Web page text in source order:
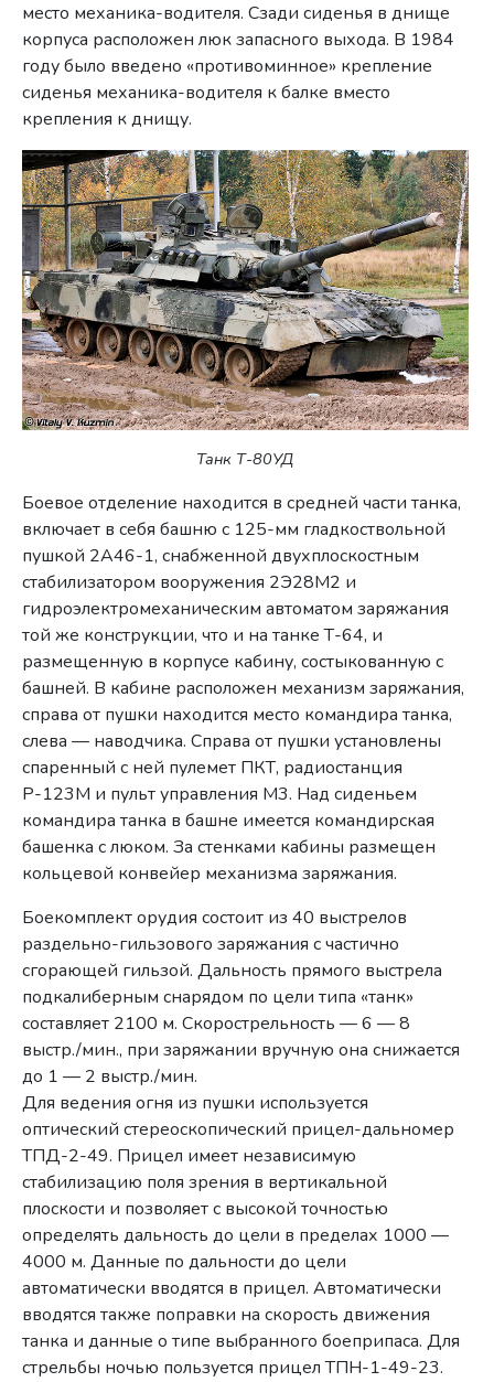
место механика-водителя. Сзади сиденья в днище
корпуса расположен люк запасного выхода. В 1984
году было введено «противоминное» крепление
сиденья механика-водителя к балке вместо
крепления к днищу.
Танк Т-80УД
Боевое отделение находится в средней части танка,
включает в себя башню с 125-мм гладкоствольной
пушкой 2А46-1, снабженной двухплоскостным
стабилизатором вооружения 2Э28М2 и
гидроэлектромеханическим автоматом заряжания
той же конструкции, что и на танке Т-64, и
размещенную в корпусе кабину, состыкованную с
башней. В кабине расположен механизм заряжания,
справа от пушки находится место командира танка,
слева — наводчика. Справа от пушки установлены
спаренный с ней пулемет ПКТ, радиостанция
Р-123М и пульт управления М3. Над сиденьем
командира танка в башне имеется командирская
башенка с люком. За стенками кабины размещен
кольцевой конвейер механизма заряжания.
Боекомплект орудия состоит из 40 выстрелов
раздельно-гильзового заряжания с частично
сгорающей гильзой. Дальность прямого выстрела
подкалиберным снарядом по цели типа «танк»
составляет 2100 м. Скорострельность — 6 — 8
выстр./мин., при заряжании вручную она снижается
до 1 — 2 выстр./мин.
Для ведения огня из пушки используется
оптический стереоскопический прицел-дальномер
ТПД-2-49. Прицел имеет независимую
стабилизацию поля зрения в вертикальной
плоскости и позволяет с высокой точностью
определять дальность до цели в пределах 1000 —
4000 м. Данные по дальности до цели
автоматически вводятся в прицел. Автоматически
вводятся также поправки на скорость движения
танка и данные о типе выбранного боеприпаса. Для
стрельбы ночью пользуется прицел ТПН-1-49-23.